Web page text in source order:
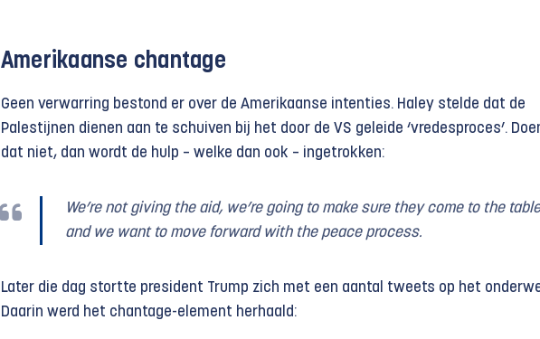
Amerikaanse chantage
Geen verwarring bestond er over de Amerikaanse intenties. Haley stelde dat de
Palestijnen dienen aan te schuiven bij het door de VS geleide ‘vredesproces’.
dat niet, dan wordt de hulp – welke dan ook – ingetrokken:
We’re not giving the aid, we’re going to make sure they come to the table
and we want to move forward with the peace process.
Later die dag stortte president Trump zich met een aantal tweets op het
Daarin werd het chantage-element herhaald: